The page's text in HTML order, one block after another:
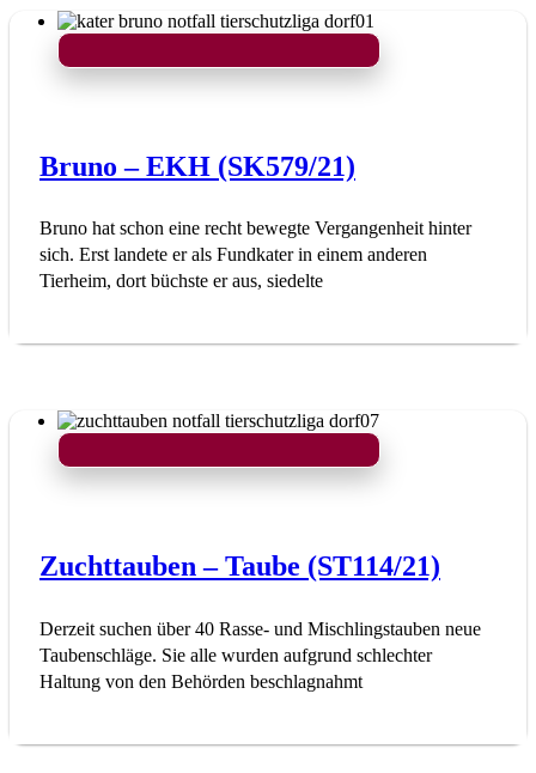
Bruno – EKH (SK579/21)
Bruno hat schon eine recht bewegte Vergangenheit hinter
sich. Erst landete er als Fundkater in einem anderen
Tierheim, dort büchste er aus, siedelte
Zuchttauben – Taube (ST114/21)
Derzeit suchen über 40 Rasse- und Mischlingstauben neue
Taubenschläge. Sie alle wurden aufgrund schlechter
Haltung von den Behörden beschlagnahmt